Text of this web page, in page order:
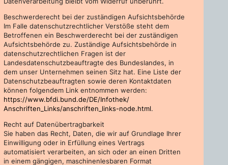
Beschwerderecht bei der zuständigen Aufsichtsbehörde
Im Falle datenschutzrechtlicher Verstöße steht dem
Betroffenen ein Beschwerderecht bei der zuständigen
Aufsichtsbehörde zu. Zuständige Aufsichtsbehörde in
datenschutzrechtlichen Fragen ist der
Landesdatenschutzbeauftragte des Bundeslandes, in
dem unser Unternehmen seinen Sitz hat. Eine Liste der
Datenschutzbeauftragten sowie deren Kontaktdaten
können folgendem Link entnommen werden:
https://www.bfdi.bund.de/DE/Infothek/
Anschriften_Links/anschriften_links-node.html.
Recht auf Datenübertragbarkeit
Sie haben das Recht, Daten, die wir auf Grundlage Ihrer
Einwilligung oder in Erfüllung eines Vertrags
automatisiert verarbeiten, an sich oder an einen Dritten
in einem gängigen, maschinenlesbaren Format